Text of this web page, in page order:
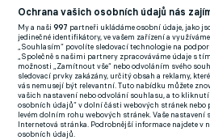
(EN)
FlashFutbal (SK)
Tenisportal.cz
Tenisové zprávy
na Livesportu
Ochrana vašich osobních údajů nás
My a naši997 partneři ukládáme osobní údaje, jako
jedinečné identifikátory, ve vašem zařízení a
„Souhlasím“ povolíte sledovací technologie na
„Společně s našimi partnery zpracováváme údaje s
možnosti „Zamítnout vše“ nebo odvoláním svého
sledovací prvky zakázány, určitý obsah a reklamy,
vás nemusejí být relevantní. Tuto nabídku můžete
vašich nastavení nebo odvolání souhlasu, a to
osobních údajů“ v dolní části webových stránek
levém dolním rohu webových stránek. Vaše nastavení
Internetová stránka. Podrobnější informace najdete v
osobních údajů.